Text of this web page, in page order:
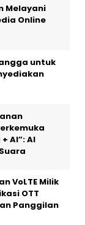
Melayani
Online
untuk
AI”: AI
VoLTE Milik
OTT
Panggilan